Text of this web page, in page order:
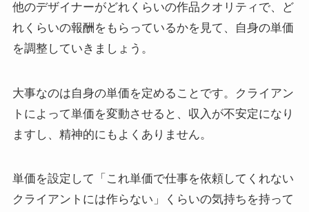
他のデザイナーがどれくらいの作品クオリティで、ど
れくらいの報酬をもらっているかを見て、自身の単価
を調整していきましょう。
大事なのは自身の単価を定めることです。クライアン
トによって単価を変動させると、収入が不安定になり
ますし、精神的にもよくありません。
単価を設定して「これ単価で仕事を依頼してくれない
クライアントには作らない」くらいの気持ちを持って